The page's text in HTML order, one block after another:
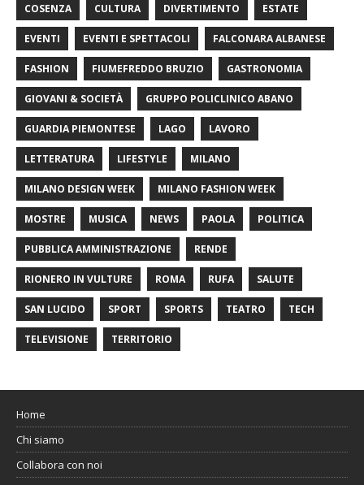
COSENZA CULTURA DIVERTIMENTO ESTATE
EVENTI EVENTI E SPETTACOLI FALCONARA ALBANESE
FASHION FIUMEFREDDO BRUZIO GASTRONOMIA
GIOVANI & SOCIETÀ GRUPPO POLICLINICO ABANO
GUARDIA PIEMONTESE LAGO LAVORO
LETTERATURA LIFESTYLE MILANO
MILANO DESIGN WEEK MILANO FASHION WEEK
MOSTRE MUSICA NEWS PAOLA POLITICA
PUBBLICA AMMINISTRAZIONE RENDE
RIONERO IN VULTURE ROMA RUFA SALUTE
SAN LUCIDO SPORT SPORTS TEATRO TECH
TELEVISIONE TERRITORIO
Home
Chi siamo
Collabora con noi